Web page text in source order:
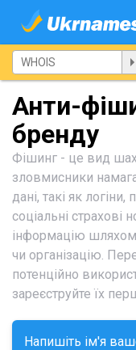
Анти-
бренду
Фішинг - це вид
зловмисники
дані, такі як
соціальні страхові
інформацію шляхом
чи організацію.
потенційно
зареєструйте їх
Напишіть ім'я